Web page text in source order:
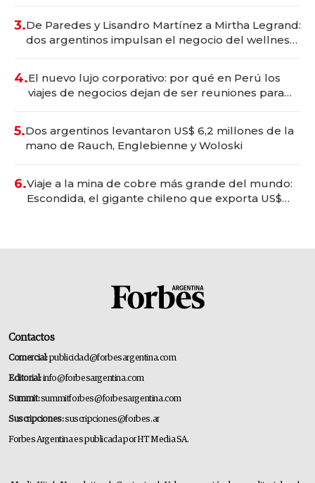
3.De Paredes y Lisandro Martínez a Mirtha Legrand:
dos argentinos impulsan el negocio del wellness
4.El nuevo lujo corporativo: por qué en Perú los
viajes de negocios dejan de ser reuniones para
5.Dos argentinos levantaron US$ 6,2 millones de la
mano de Rauch, Englebienne y Woloski
6.Viaje a la mina de cobre más grande del mundo:
Escondida, el gigante chileno que exporta US$
Contactos
Comercial:publicidad@forbesargentina.com
Editorial:info@forbesargentina.com
Summit:summitforbes@forbesargentina.com
Suscripciones:suscripciones@forbes.ar
Forbes Argentina es publicada por HT Media SA.